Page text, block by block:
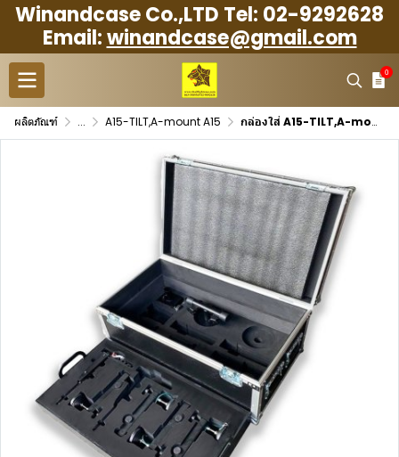
Winandcase Co.,LTD Tel: 02-9292628
Email:winandcase@gmail.com
0
ผลิตภัณฑ์ ... A15-TILT,A-mount A15 กล่องใส่ A15-TILT,A-mount A15